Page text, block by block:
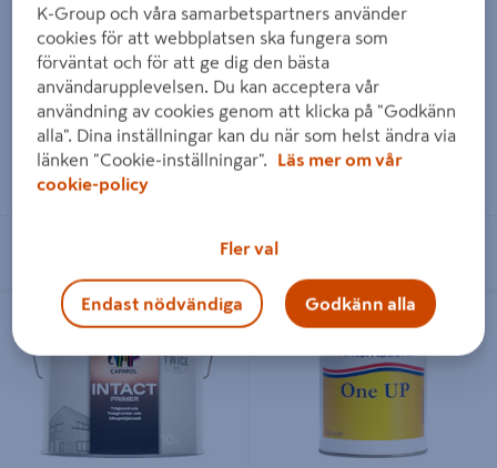
LACKNAFTABUREN
3 519 kr/ ST
Läs mer
879 kr/ ST
Läs mer
INTACT PRIMER BAS 2 9L
GRUNDFÄRG
ONE INTERNATIONAL UP PRIMER
WHITE 0,75L
K-Group och våra samarbetspartners använder
cookies för att webbplatsen ska fungera som
förväntat och för att ge dig den bästa
användarupplevelsen. Du kan acceptera vår
användning av cookies genom att klicka på "Godkänn
alla". Dina inställningar kan du när som helst ändra via
länken "Cookie-inställningar".
Läs mer om vår
cookie-policy
Fler val
Endast nödvändiga Godkänn alla